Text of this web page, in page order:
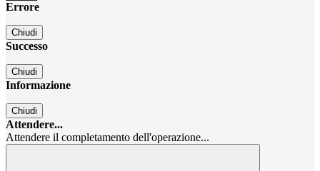
Errore
Chiudi
Successo
Chiudi
Informazione
Chiudi
Attendere...
Attendere il completamento dell'operazione...